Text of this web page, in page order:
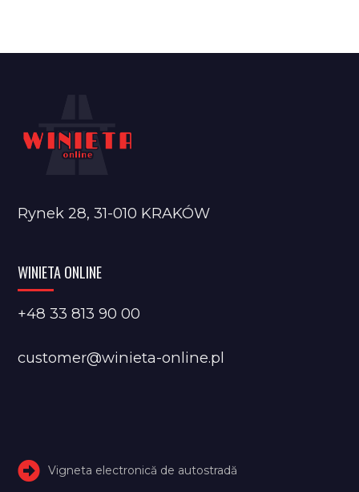
Rynek 28, 31-010 KRAKÓW
WINIETA ONLINE
+48 33 813 90 00
customer@winieta-online.pl
Vigneta electronică de autostradă